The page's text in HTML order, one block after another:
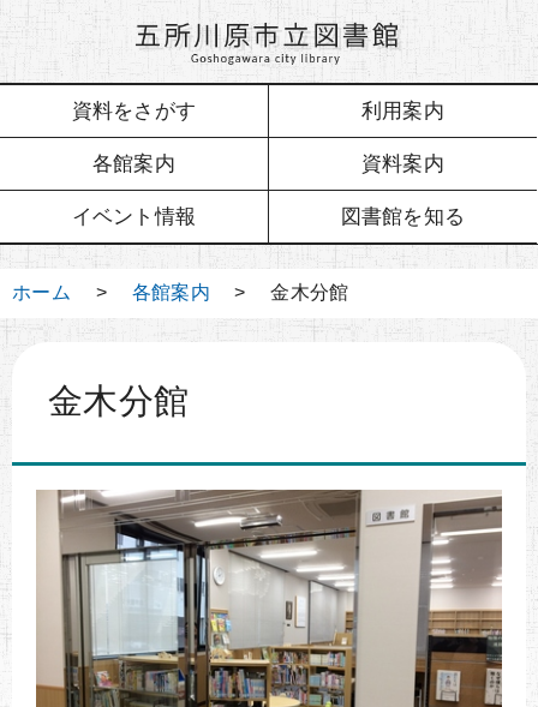
資料をさがす 利用案内
各館案内 資料案内
イベント情報 図書館を知る
ホーム > 各館案内 > 金木分館
金木分館